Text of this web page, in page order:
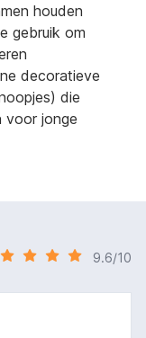
houden
gebruik om
decoratieve
die
voor jonge
9.6/10